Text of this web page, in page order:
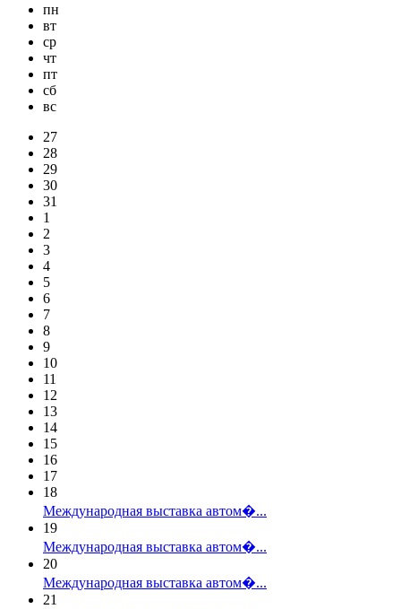
пн
вт
ср
чт
пт
сб
вс
27
28
29
30
31
1
2
3
4
5
6
7
8
9
10
11
12
13
14
15
16
17
18
Международная выставка автом�...
19
Международная выставка автом�...
20
Международная выставка автом�...
21